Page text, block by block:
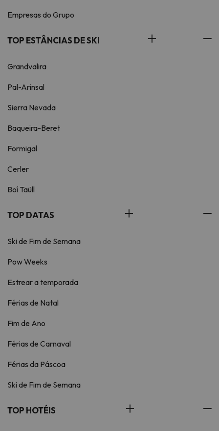
Empresas do Grupo
TOP ESTÂNCIAS DE SKI
Grandvalira
Pal-Arinsal
Sierra Nevada
Baqueira-Beret
Formigal
Cerler
Boí Taüll
TOP DATAS
Ski de Fim de Semana
Pow Weeks
Estrear a temporada
Férias de Natal
Fim de Ano
Férias de Carnaval
Férias da Páscoa
Ski de Fim de Semana
TOP HOTÉIS